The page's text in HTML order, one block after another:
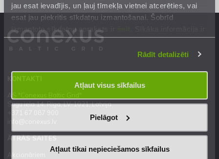
jau esat ievadījis, un ļauj tīmekļa vietnei atcerēties, vai
esat jau piekritis sīkdatņu izmantošanai. Šobrīd
izmantoto sīkdatņu apraksts ir
mūsuPrivātuma atrunā.
Rādīt detalizēti
Atļaut visus sīkfailus
Pielāgot
Atļaut tikai nepieciešamos sīkfailus
Stigu iela 14, Rīga, LV-1021, Latvija
ĀTRĀS SAITES